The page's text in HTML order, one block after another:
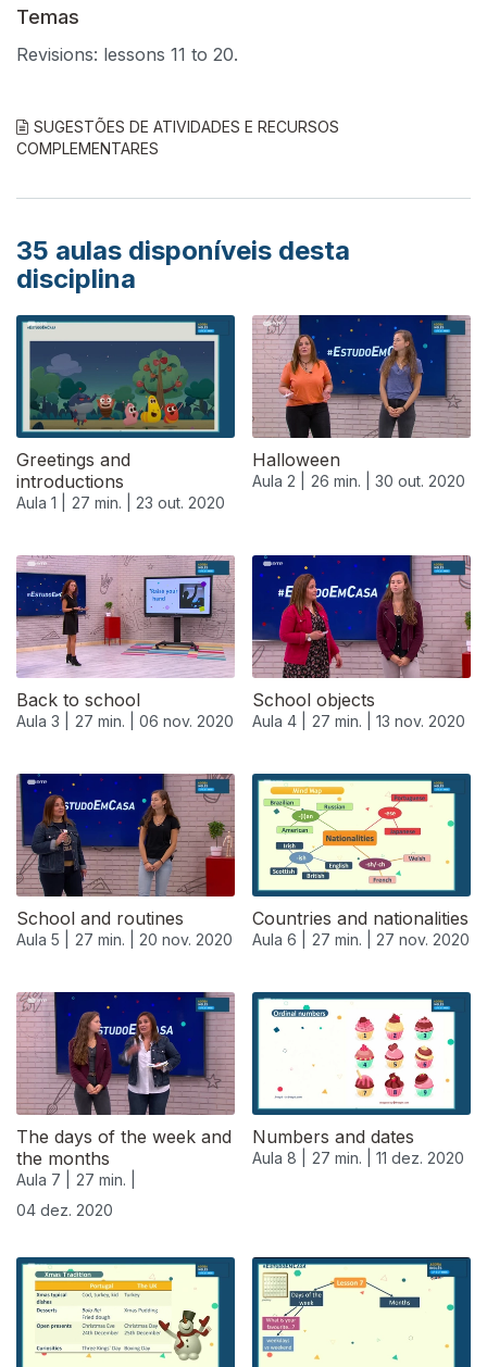
Temas
Revisions: lessons 11 to 20.
SUGESTÕES DE ATIVIDADES E RECURSOS
COMPLEMENTARES
35 aulas disponíveis desta
disciplina
Greetings and
introductions
Aula 1 | 27 min. | 23 out. 2020
Halloween
Aula 2 | 26 min. | 30 out. 2020
Back to school
Aula 3 | 27 min. | 06 nov. 2020
School objects
Aula 4 | 27 min. | 13 nov. 2020
School and routines
Aula 5 | 27 min. | 20 nov. 2020
Countries and nationalities
Aula 6 | 27 min. | 27 nov. 2020
The days of the week and
the months
Aula 7 |
27 min. |
04 dez. 2020
Numbers and dates
Aula 8 | 27 min. | 11 dez. 2020